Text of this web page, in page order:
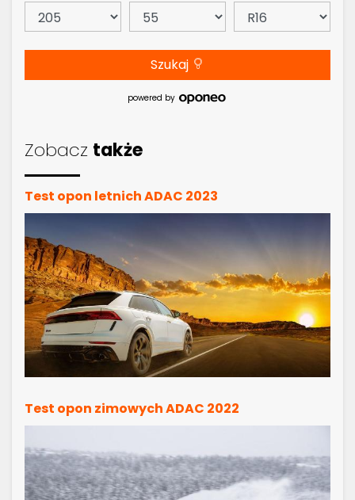
Szukaj
powered by
Zobacz także
Test opon letnich ADAC 2023
Test opon zimowych ADAC 2022